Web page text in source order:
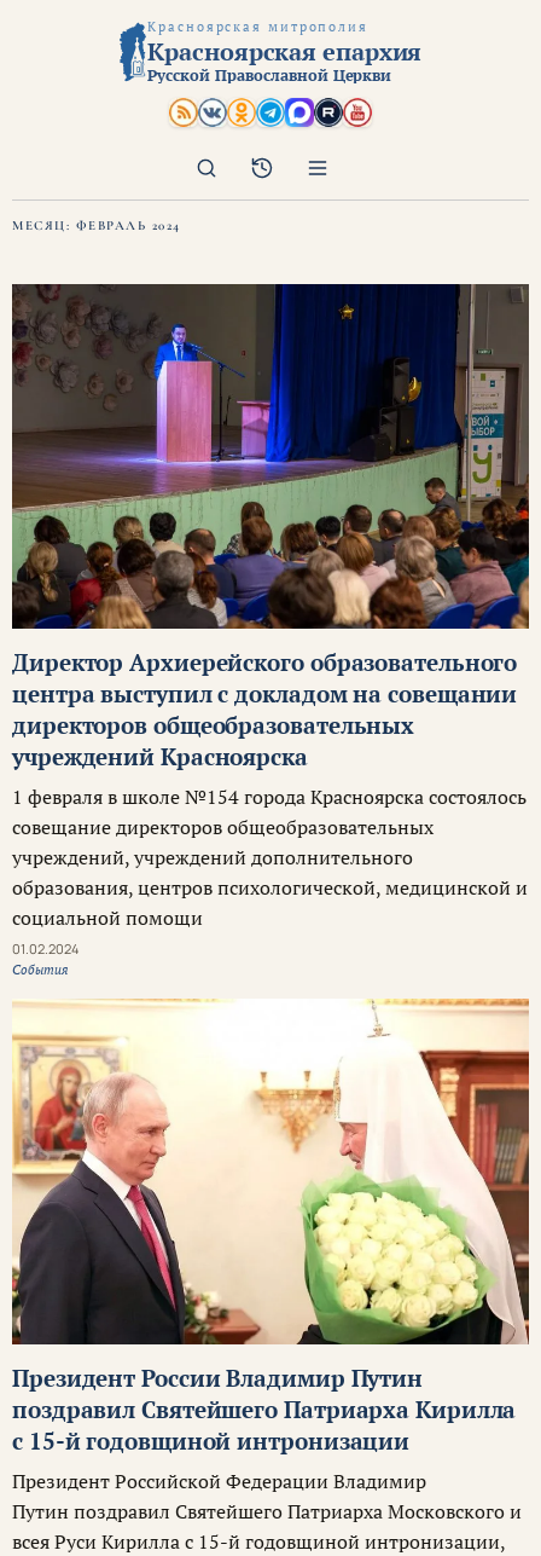
Красноярская митрополия
Красноярская епархия
Русской Православной Церкви
Архив
Поиск
МЕСЯЦ: ФЕВРАЛЬ 2024
Директор Архиерейского образовательного
центра выступил с докладом на совещании
директоров общеобразовательных
учреждений Красноярска
1 февраля в школе №154 города Красноярска состоялось
совещание директоров общеобразовательных
учреждений, учреждений дополнительного
образования, центров психологической, медицинской и
социальной помощи
01.02.2024
События
Президент России Владимир Путин
поздравил Святейшего Патриарха Кирилла
с 15-й годовщиной интронизации
Президент Российской Федерации Владимир
Путин поздравил Святейшего Патриарха Московского и
всея Руси Кирилла с 15-й годовщиной интронизации,